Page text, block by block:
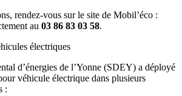
rendez-vous sur le site de Mobil’éco :
au 03 86 83 03 58.
électriques
d’énergies de l’Yonne (SDEY) a déployé
véhicule électrique dans plusieurs
: